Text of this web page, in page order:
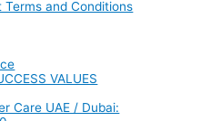
Terms and Conditions
VALUES
Care UAE / Dubai: